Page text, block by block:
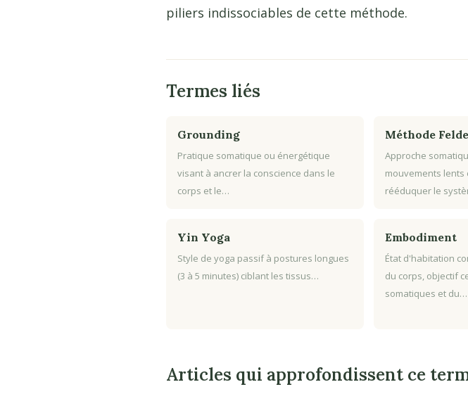
piliers indissociables de cette méthode.
Termes liés
Grounding
Pratique somatique ou énergétique
visant à ancrer la conscience dans le
corps et le…
Méthode
Approche
mouvements
rééduquer le
Yin Yoga
Style de yoga passif à postures longues
(3 à 5 minutes) ciblant les tissus…
Embodiment
État d'habitation
du corps, objectif
somatiques et du…
Articles qui approfondissent ce